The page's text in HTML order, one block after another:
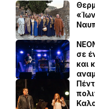
σε
και